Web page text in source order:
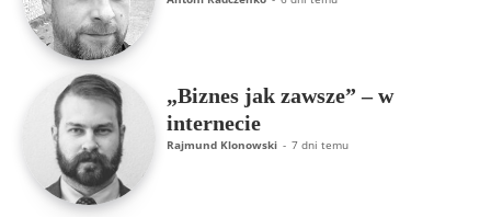
„Biznes jak zawsze” – w
internecie
Rajmund Klonowski - 7 dni temu